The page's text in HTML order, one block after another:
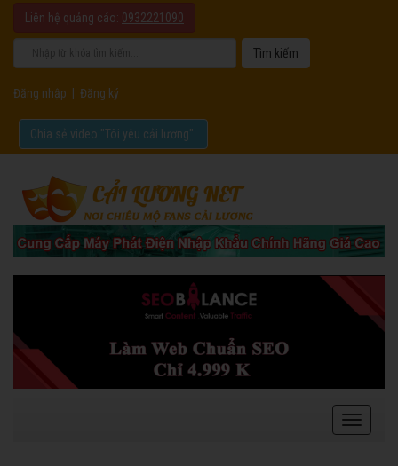
Liên hệ quảng cáo: 0932221090
Đăng nhập Đăng ký
Chia sẻ video "Tôi yêu cải lương".